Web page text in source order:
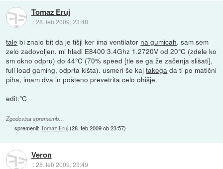
Tomaz Eruj
::28. feb 2009, 23:48
tale bi znalo bit da je tišji ker ima ventilator na gumicah. sam sem
zelo zadovoljen. mi hladi E8400 3.4Ghz 1.2720V od 20°C (zdele ko
sm okno odpru) do 44°C (70% speed [tle se ga že začenja slišati],
full load gaming, odprta kišta). usmeri še kajtakega da ti po matični
piha, imam dva in pošteno prevetrita celo ohišje.
edit:°C
Zgodovina sprememb…
spremenil:Tomaz Eruj(28. feb 2009 ob 23:57)
Veron
::28. feb 2009, 23:49